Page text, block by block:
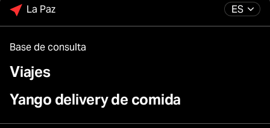
ES
La Paz
Base de consulta
Viajes
Yango delivery de comida